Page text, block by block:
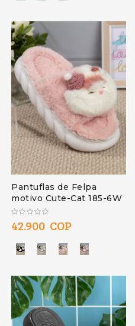
Pantuflas de Felpa
motivo Cute-Cat 185-6W
42.900 COP